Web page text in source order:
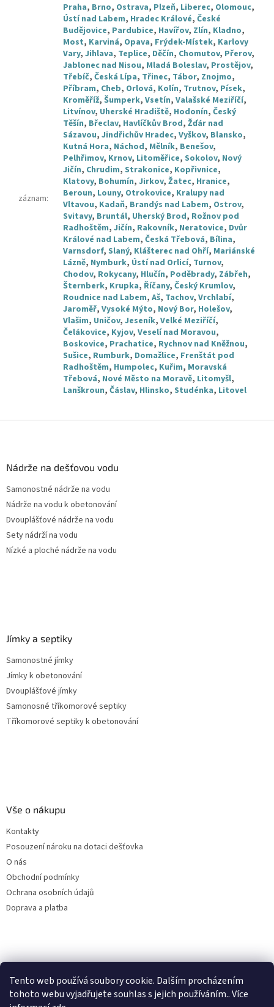
Tento web používá soubory cookie. Dalším procházením
tohoto webu vyjadřujete souhlas s jejich používáním.. Více
záznam:
Praha, Brno, Ostrava, Plzeň, Liberec, Olomouc,
Ústí nad Labem, Hradec Králové, České
Budějovice, Pardubice, Havířov, Zlín, Kladno,
Most, Karviná, Opava, Frýdek-Místek, Karlovy
Vary, Jihlava, Teplice, Děčín, Chomutov, Přerov,
Jablonec nad Nisou, Mladá Boleslav, Prostějov,
Třebíč, Česká Lípa, Třinec, Tábor, Znojmo,
Příbram, Cheb, Orlová, Kolín, Trutnov, Písek,
Kroměříž, Šumperk, Vsetín, Valašské Meziříčí,
Litvínov, Uherské Hradiště, Hodonín, Český
Těšín, Břeclav, Havlíčkův Brod, Žďár nad
Sázavou, Jindřichův Hradec, Vyškov, Blansko,
Kutná Hora, Náchod, Mělník, Benešov,
Pelhřimov, Krnov, Litoměřice, Sokolov, Nový
Jičín, Chrudim, Strakonice, Kopřivnice,
Klatovy, Bohumín, Jirkov, Žatec, Hranice,
Beroun, Louny, Otrokovice, Kralupy nad
Vltavou, Kadaň, Brandýs nad Labem, Ostrov,
Svitavy, Bruntál, Uherský Brod, Rožnov pod
Radhoštěm, Jičín, Rakovník, Neratovice, Dvůr
Králové nad Labem, Česká Třebová, Bílina,
Varnsdorf, Slaný, Klášterec nad Ohří, Mariánské
Lázně, Nymburk, Ústí nad Orlicí, Turnov,
Chodov, Rokycany, Hlučín, Poděbrady, Zábřeh,
Šternberk, Krupka, Říčany, Český Krumlov,
Roudnice nad Labem, Aš, Tachov, Vrchlabí,
Jaroměř, Vysoké Mýto, Nový Bor, Holešov,
Vlašim, Uničov, Jeseník, Velké Meziříčí,
Čelákovice, Kyjov, Veselí nad Moravou,
Boskovice, Prachatice, Rychnov nad Kněžnou,
Sušice, Rumburk, Domažlice, Frenštát pod
Radhoštěm, Humpolec, Kuřim, Moravská
Třebová, Nové Město na Moravě, Litomyšl,
Lanškroun, Čáslav, Hlinsko, Studénka, Litovel
Nádrže na dešťovou vodu
Samonostné nádrže na vodu
Nádrže na vodu k obetonování
Dvouplášťové nádrže na vodu
Sety nádrží na vodu
Nízké a ploché nádrže na vodu
Jímky a septiky
Samonostné jímky
Jímky k obetonování
Dvouplášťové jímky
Samonosné tříkomorové septiky
Tříkomorové septiky k obetonování
Vše o nákupu
Kontakty
Posouzení nároku na dotaci dešťovka
O nás
Obchodní podmínky
Ochrana osobních údajů
Doprava a platba
Filtry dešťové vody
Online